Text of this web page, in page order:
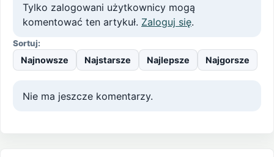
Tylko zalogowani użytkownicy mogą
komentować ten artykuł. Zaloguj się.
Sortuj:
Najnowsze Najstarsze Najlepsze Najgorsze
Nie ma jeszcze komentarzy.